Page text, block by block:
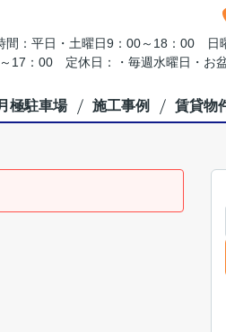
間：平日・土曜日9：00～18：00 日
17：00 定休日：・毎週水曜日・お
極駐車場 施工事例 賃貸物